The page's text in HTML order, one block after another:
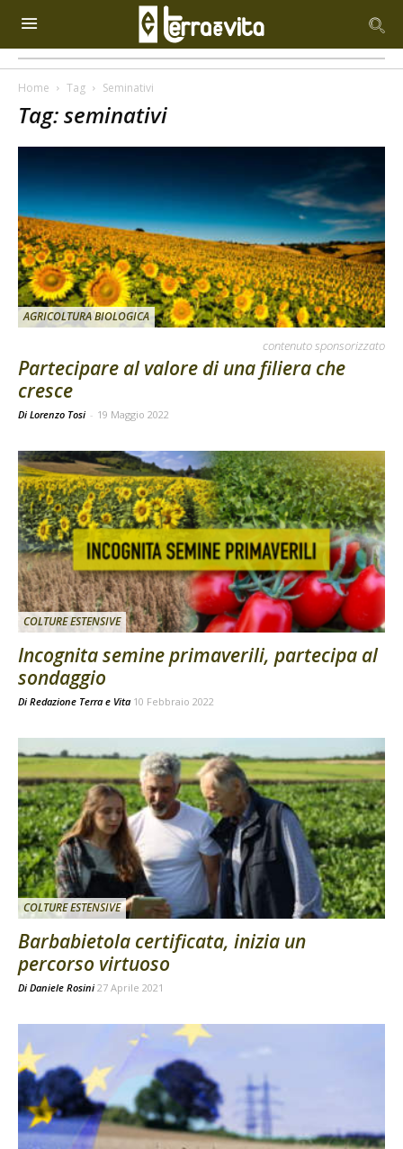
Home Tag Seminativi
Tag: seminativi
AGRICOLTURA BIOLOGICA
contenuto sponsorizzato
Partecipare al valore di una filiera che
cresce
Di Lorenzo Tosi - 19 Maggio 2022
COLTURE ESTENSIVE
Incognita semine primaverili, partecipa al
sondaggio
Di Redazione Terra e Vita 10 Febbraio 2022
COLTURE ESTENSIVE
Barbabietola certificata, inizia un
percorso virtuoso
Di Daniele Rosini 27 Aprile 2021